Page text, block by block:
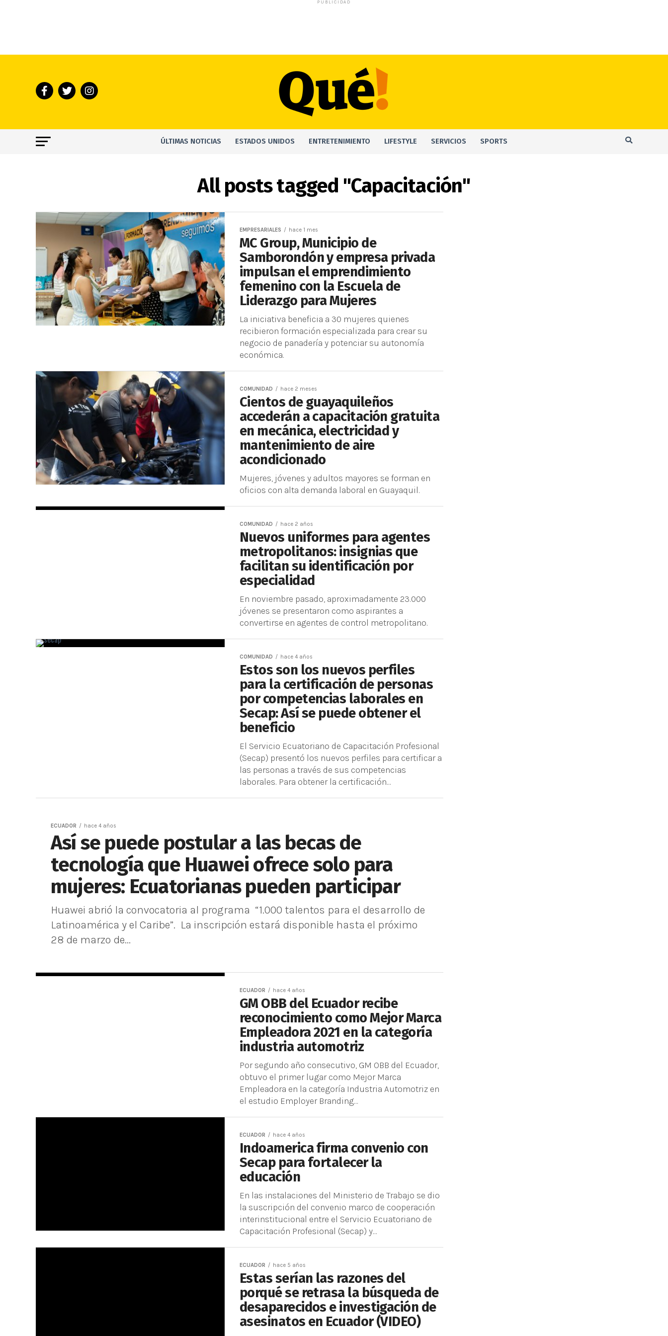
PUBLICIDAD
ÚLTIMAS NOTICIAS ESTADOS UNIDOS ENTRETENIMIENTO LIFESTYLE SERVICIOS SPORTS
All posts tagged "Capacitación"
EMPRESARIALES hace 1 mes
MC Group, Municipio de
Samborondón y empresa privada
impulsan el emprendimiento
femenino con la Escuela de
Liderazgo para Mujeres
La iniciativa beneficia a 30 mujeres quienes
recibieron formación especializada para crear su
negocio de panadería y potenciar su autonomía
económica.
COMUNIDAD hace 2 meses
Cientos de guayaquileños
accederán a capacitación gratuita
en mecánica, electricidad y
mantenimiento de aire
acondicionado
Mujeres, jóvenes y adultos mayores se forman en
oficios con alta demanda laboral en Guayaquil.
COMUNIDAD hace 2 años
Nuevos uniformes para agentes
metropolitanos: insignias que
facilitan su identificación por
especialidad
En noviembre pasado, aproximadamente 23.000
jóvenes se presentaron como aspirantes a
convertirse en agentes de control metropolitano.
COMUNIDAD hace 4 años
Estos son los nuevos perfiles
para la certificación de personas
por competencias laborales en
Secap: Así se puede obtener el
beneficio
El Servicio Ecuatoriano de Capacitación Profesional
(Secap) presentó los nuevos perfiles para certificar a
las personas a través de sus competencias
laborales. Para obtener la certificación...
ECUADOR hace 4 años
Así se puede postular a las becas de
tecnología que Huawei ofrece solo para
mujeres: Ecuatorianas pueden participar
Huawei abrió la convocatoria al programa “1.000 talentos para el desarrollo de
Latinoamérica y el Caribe”. La inscripción estará disponible hasta el próximo
28 de marzo de...
ECUADOR hace 4 años
GM OBB del Ecuador recibe
reconocimiento como Mejor Marca
Empleadora 2021 en la categoría
industria automotriz
Por segundo año consecutivo, GM OBB del Ecuador,
obtuvo el primer lugar como Mejor Marca
Empleadora en la categoría Industria Automotriz en
el estudio Employer Branding...
ECUADOR hace 4 años
Indoamerica firma convenio con
Secap para fortalecer la
educación
En las instalaciones del Ministerio de Trabajo se dio
la suscripción del convenio marco de cooperación
interinstitucional entre el Servicio Ecuatoriano de
Capacitación Profesional (Secap) y...
ECUADOR hace 5 años
Estas serían las razones del
porqué se retrasa la búsqueda de
desaparecidos e investigación de
asesinatos en Ecuador (VIDEO)